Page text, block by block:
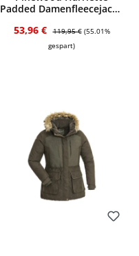
Padded Damenfleecejacke
Verkaufspreis:
53,96 € 119,95 € (55.01%
gespart)